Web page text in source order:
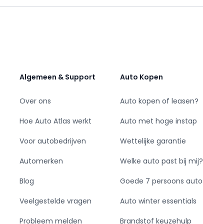
elke rit met u mee en schatten continu de
en andere verkeersborden. De
rit. Het Lane-keeping systeem doet precies
verminderd door de forward collision
autonoom remsysteem
Algemeen & Support
Over ons
Hoe Auto Atlas werkt
Voor autobedrijven
Automerken
Blog
Veelgestelde vragen
Probleem melden
Auto Kopen
Auto kopen of leasen?
Auto met hoge instap
Wettelijke garantie
Welke auto past bij mij?
Goede 7 persoons auto
Auto winter essentials
Brandstof keuzehulp